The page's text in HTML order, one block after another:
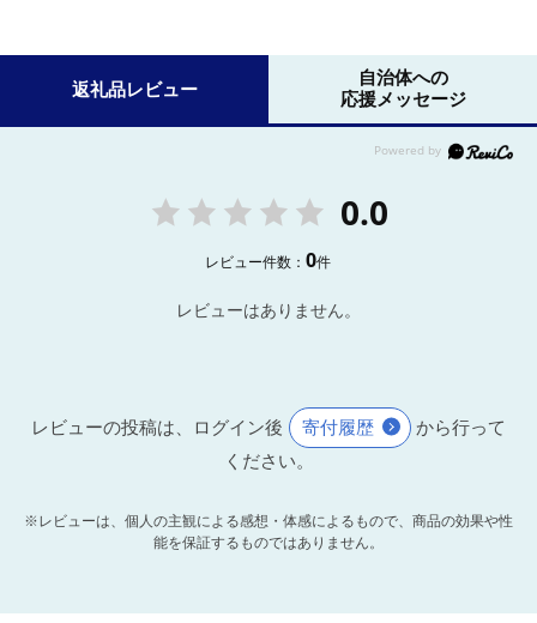
返礼品レビュー
自治体への
応援メッセージ
0.0
レビュー件数：0件
レビューはありません。
レビューの投稿は、ログイン後 寄付履歴
から行って
ください。
※レビューは、個人の主観による感想・体感によるもので、商品の効果や性
能を保証するものではありません。